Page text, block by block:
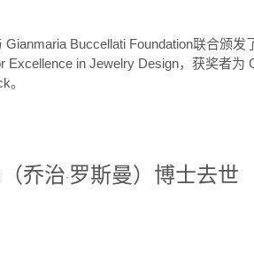
Buccellati Foundation联合颁发
Excellence in Jewelry Design，获奖者为
。
（乔治·罗斯曼）博士去世